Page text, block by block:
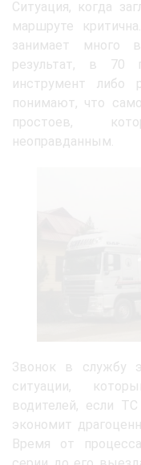
Ситуация, когда
маршруте
занимает много
результат, в 70
инструмент либо
понимают, что
простоев,
неоправданным.
Звонок в службу
ситуации,
водителей, если
экономит
Время от